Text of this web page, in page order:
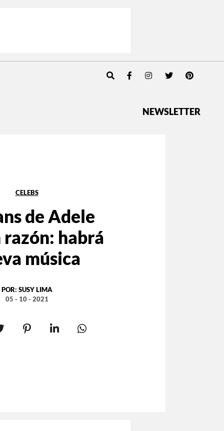
NEWSLETTER
CELEBS
de Adele
habrá
música
POR: SUSY LIMA
05 - 10 - 2021